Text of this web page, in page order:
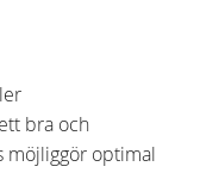
bra och
möjliggör optimal